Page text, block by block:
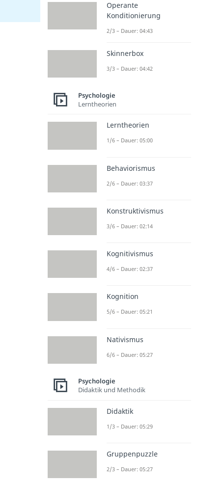
Operante
Konditionierung
2/3 – Dauer: 04:43
Skinnerbox
3/3 – Dauer: 04:42
Psychologie
Lerntheorien
Lerntheorien
1/6 – Dauer: 05:00
Behaviorismus
2/6 – Dauer: 03:37
Konstruktivismus
3/6 – Dauer: 02:14
Kognitivismus
4/6 – Dauer: 02:37
Kognition
5/6 – Dauer: 05:21
Nativismus
6/6 – Dauer: 05:27
Psychologie
Didaktik und Methodik
Didaktik
1/3 – Dauer: 05:29
Gruppenpuzzle
2/3 – Dauer: 05:27